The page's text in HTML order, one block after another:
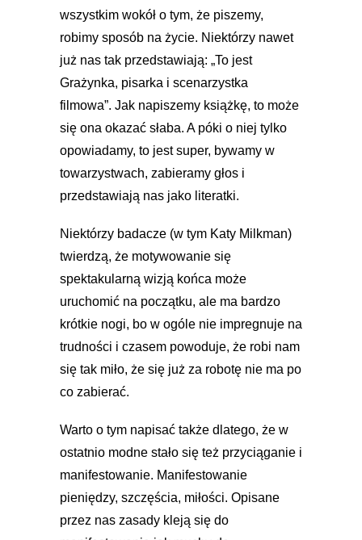
wszystkim wokół o tym, że piszemy,
robimy sposób na życie. Niektórzy nawet
już nas tak przedstawiają: „To jest
Grażynka, pisarka i scenarzystka
filmowa”. Jak napiszemy książkę, to może
się ona okazać słaba. A póki o niej tylko
opowiadamy, to jest super, bywamy w
towarzystwach, zabieramy głos i
przedstawiają nas jako literatki.
Niektórzy badacze (w tym Katy Milkman)
twierdzą, że motywowanie się
spektakularną wizją końca może
uruchomić na początku, ale ma bardzo
krótkie nogi, bo w ogóle nie impregnuje na
trudności i czasem powoduje, że robi nam
się tak miło, że się już za robotę nie ma po
co zabierać.
Warto o tym napisać także dlatego, że w
ostatnio modne stało się też przyciąganie i
manifestowanie. Manifestowanie
pieniędzy, szczęścia, miłości. Opisane
przez nas zasady kleją się do